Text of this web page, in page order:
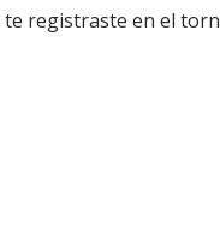
te registraste en el